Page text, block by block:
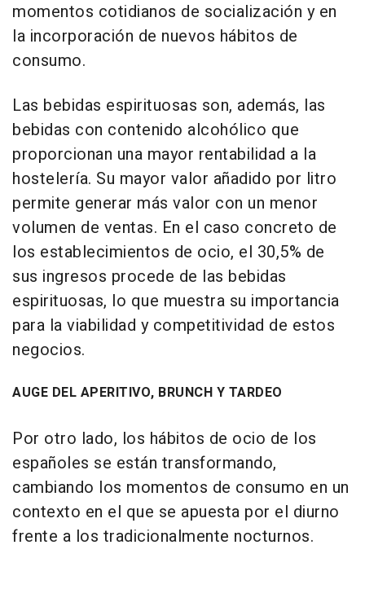
momentos cotidianos de socialización y en
la incorporación de nuevos hábitos de
consumo.
Las bebidas espirituosas son, además, las
bebidas con contenido alcohólico que
proporcionan una mayor rentabilidad a la
hostelería. Su mayor valor añadido por litro
permite generar más valor con un menor
volumen de ventas. En el caso concreto de
los establecimientos de ocio, el 30,5% de
sus ingresos procede de las bebidas
espirituosas, lo que muestra su importancia
para la viabilidad y competitividad de estos
negocios.
AUGE DEL APERITIVO, BRUNCH Y TARDEO
Por otro lado, los hábitos de ocio de los
españoles se están transformando,
cambiando los momentos de consumo en un
contexto en el que se apuesta por el diurno
frente a los tradicionalmente nocturnos.